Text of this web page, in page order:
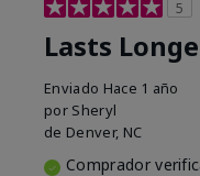
5
Lasts
Enviado Hace 1 año
por Sheryl
de Denver, NC
Comprador